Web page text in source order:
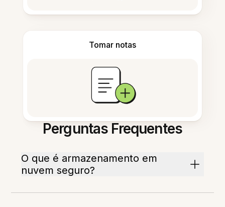
Tomar notas
Perguntas Frequentes
O que é armazenamento em
nuvem seguro?